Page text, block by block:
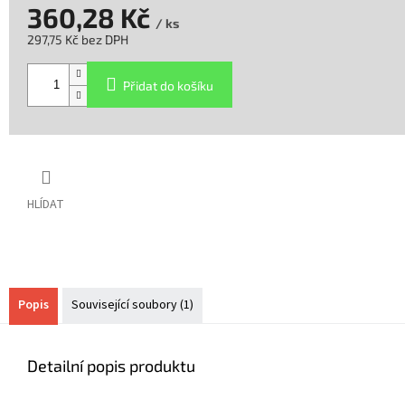
HLÍDAT
360,28 Kč / ks
297,75 Kč bez DPH
Přidat do košíku
Popis Související soubory (1)
Detailní popis produktu